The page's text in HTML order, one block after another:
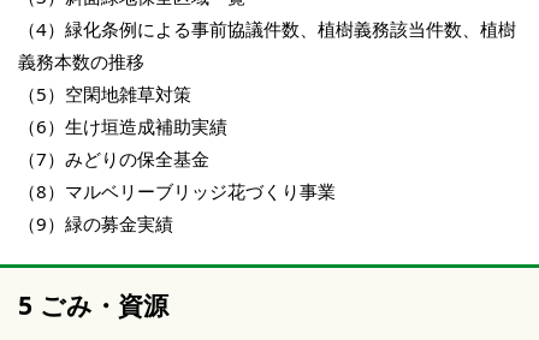
（4）緑化条例による事前協議件数、植樹義務該当件数、植樹
義務本数の推移
（5）空閑地雑草対策
（6）生け垣造成補助実績
（7）みどりの保全基金
（8）マルベリーブリッジ花づくり事業
（9）緑の募金実績
5 ごみ・資源